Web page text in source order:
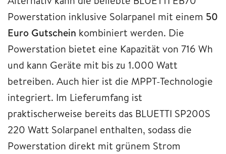
Powerstation inklusive Solarpanel mit einem 50
Euro Gutschein kombiniert werden. Die
Powerstation bietet eine Kapazität von 716 Wh
und kann Geräte mit bis zu 1.000 Watt
betreiben. Auch hier ist die MPPT-Technologie
integriert. Im Lieferumfang ist
praktischerweise bereits das BLUETTI SP200S
220 Watt Solarpanel enthalten, sodass die
Powerstation direkt mit grünem Strom